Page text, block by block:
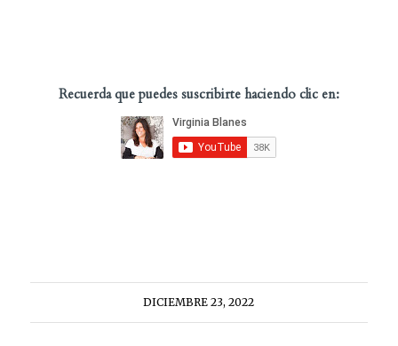
Recuerda que puedes suscribirte haciendo clic en:
DICIEMBRE 23, 2022